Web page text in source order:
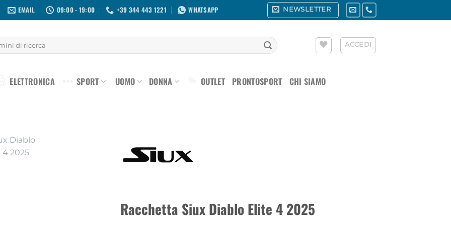
EMAIL 09:00 - 19:00 +39 344 443 1221 WHATSAPP NEWSLETTER
ACCEDI
ELETTRONICA SPORT UOMO DONNA OUTLET PRONTOSPORT CHI SIAMO
Racchetta Siux Diablo Elite 4 2025